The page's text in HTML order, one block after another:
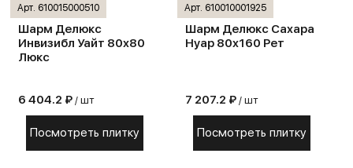
Арт. 610015000510
Шарм Делюкс
Инвизибл Уайт 80х80
Люкс
6 404.2 ₽ / шт
Посмотреть плитку
Арт. 610010001925
Шарм Делюкс Сахара
Нуар 80х160 Рет
7 207.2 ₽ / шт
Посмотреть плитку